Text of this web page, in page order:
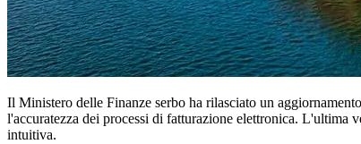
Il Ministero delle Finanze serbo ha rilasciato un
l'accuratezza dei processi di fatturazione elettronica. L'ultima
intuitiva.